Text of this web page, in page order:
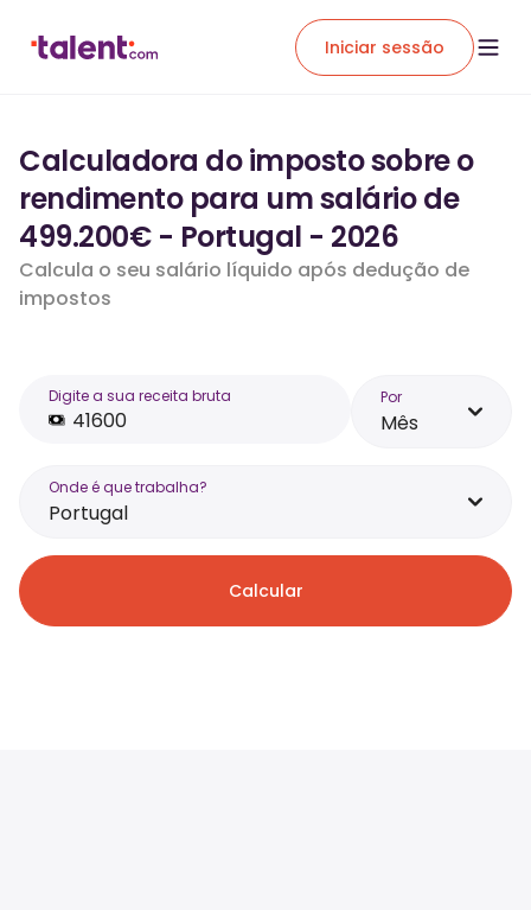
Iniciar sessão
Calculadora do imposto sobre o
rendimento para um salário de
499.200€ - Portugal - 2026
Calcula o seu salário líquido após dedução de
impostos
Digite a sua receita bruta Por
Mês
Onde é que trabalha?
Portugal
Calcular